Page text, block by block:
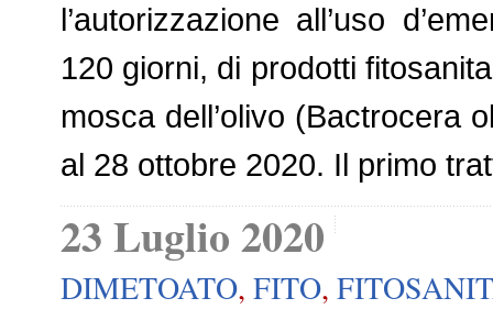
l’autorizzazione all’uso
120 giorni, di prodotti
mosca dell’olivo (Bactrocera
al 28 ottobre 2020. Il primo
23 Luglio 2020
DIMETOATO, FITO,